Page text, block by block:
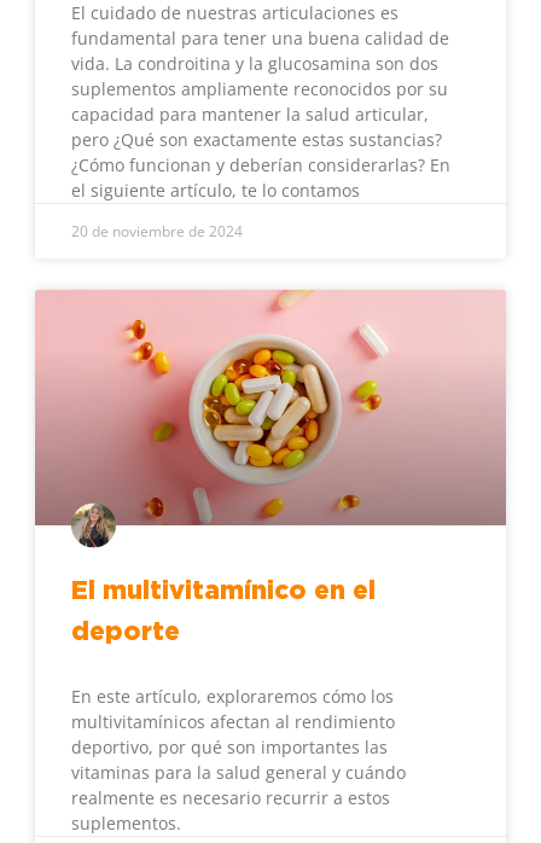
El cuidado de nuestras articulaciones es
fundamental para tener una buena calidad de
vida. La condroitina y la glucosamina son dos
suplementos ampliamente reconocidos por su
capacidad para mantener la salud articular,
pero ¿Qué son exactamente estas sustancias?
¿Cómo funcionan y deberían considerarlas? En
el siguiente artículo, te lo contamos
20 de noviembre de 2024
El multivitamínico en el
deporte
En este artículo, exploraremos cómo los
multivitamínicos afectan al rendimiento
deportivo, por qué son importantes las
vitaminas para la salud general y cuándo
realmente es necesario recurrir a estos
suplementos.